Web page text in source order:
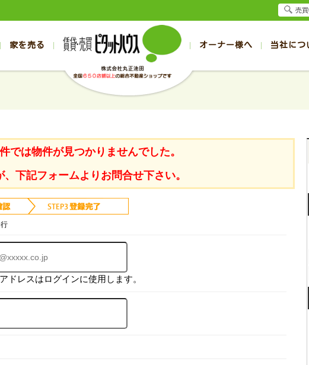
売買
中古一戸建て
土地
中古マンション
帯広の2000万～3000万円
帯広の3000万～4000万円
帯広の4000万以上
帯広の賃貸マンション
売買
中古一戸建て
土地
中古マンション
旭川の2000万～3000万円
旭川の3000万～4000万円
旭川の4000万以上
旭川の賃貸マンション
家を売る オーナー様へ 当社につ
スタッフブログ お客様の声
売却のお問合せ 入居者様ページ
では物件が見つかりませんでした。
、下記フォームよりお問合せ下さい。
ドレスはログインに使用します。
売